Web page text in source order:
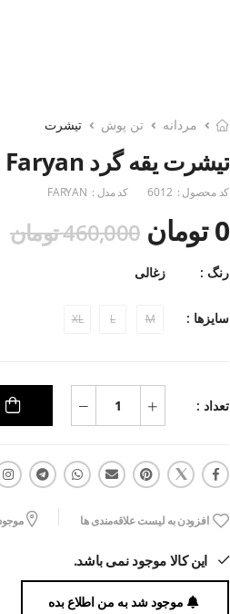
مردانه تن پوش تیشرت
تیشرت یقه گرد Faryan
کد محصول : 6012 کد مدل : FARYAN
0 تومان 460,000 تومان
رنگ : زغالی
سایزها : M
L
XL
تعداد :
افزودن به لیست علاقه‌مندی ها
این کالا موجود نمی باشد.
موجود شد به من اطلاع بده